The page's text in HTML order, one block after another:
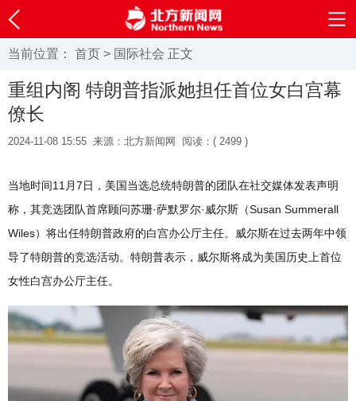
当前位置： 首页 > 国际社会 正文
重组内阁 特朗普指派她担任首位女白宫幕
僚长
2024-11-08 15:55 来源：北方新闻网 阅读：( 2499 )
当地时间11月7日，美国当选总统特朗普的团队在社交媒体发表声明
称，其竞选团队首席顾问苏珊·萨默罗尔·威尔斯（Susan Summerall
Wiles）将出任特朗普政府的白宫办公厅主任。威尔斯在过去两年中领
导了特朗普的竞选活动。特朗普表示，威尔斯将成为美国历史上首位
女性白宫办公厅主任。